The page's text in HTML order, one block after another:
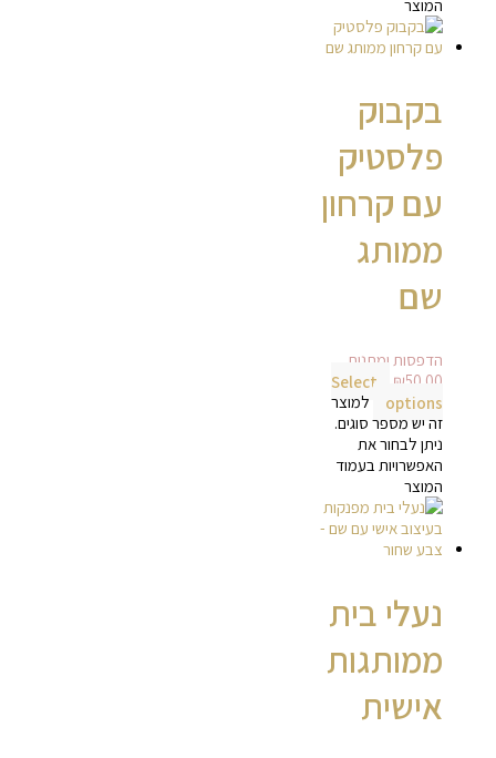
המוצר
בקבוק
פלסטיק
עם קרחון
ממותג
שם
הדפסות ומתנות
₪50.00
Select
options
למוצר
זה יש מספר סוגים.
ניתן לבחור את
האפשרויות בעמוד
המוצר
נעלי בית
ממותגות
אישית